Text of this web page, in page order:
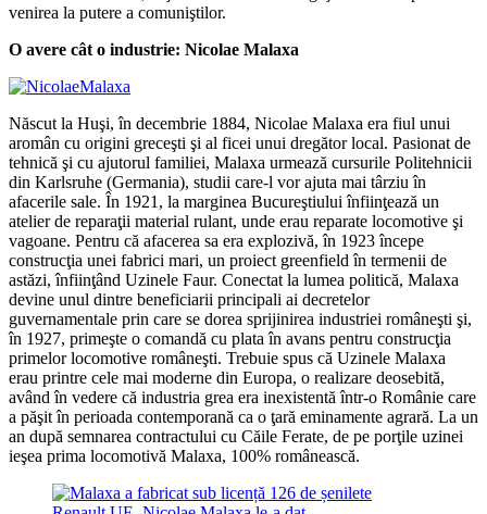
venirea la putere a comuniştilor.
O avere cât o industrie: Nicolae Malaxa
Născut la Huşi, în decembrie 1884, Nicolae Malaxa era fiul unui
aromân cu origini greceşti şi al ficei unui dregător local. Pasionat de
tehnică şi cu ajutorul familiei, Malaxa urmează cursurile Politehnicii
din Karlsruhe (Germania), studii care-l vor ajuta mai târziu în
afacerile sale. În 1921, la marginea Bucureştiului înfiinţează un
atelier de reparaţii material rulant, unde erau reparate locomotive şi
vagoane. Pentru că afacerea sa era explozivă, în 1923 începe
construcţia unei fabrici mari, un proiect greenfield în termenii de
astăzi, înfiinţând Uzinele Faur. Conectat la lumea politică, Malaxa
devine unul dintre beneficiarii principali ai decretelor
guvernamentale prin care se dorea sprijinirea industriei româneşti şi,
în 1927, primeşte o comandă cu plata în avans pentru construcţia
primelor locomotive româneşti. Trebuie spus că Uzinele Malaxa
erau printre cele mai moderne din Europa, o realizare deosebită,
având în vedere că industria grea era inexistentă într-o Românie care
a păşit în perioada contemporană ca o ţară eminamente agrară. La un
an după semnarea contractului cu Căile Ferate, de pe porţile uzinei
ieşea prima locomotivă Malaxa, 100% românească.